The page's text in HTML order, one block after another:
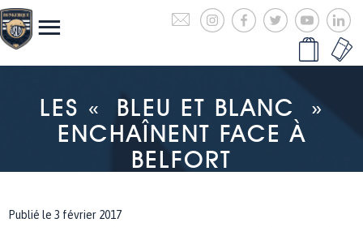
LES « BLEU ET BLANC »
ENCHAÎNENT FACE À
BELFORT
Publié le 3 février 2017